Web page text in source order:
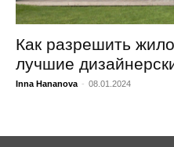
Как разрешить
лучшие
Inna Hananova - 08.01.2024